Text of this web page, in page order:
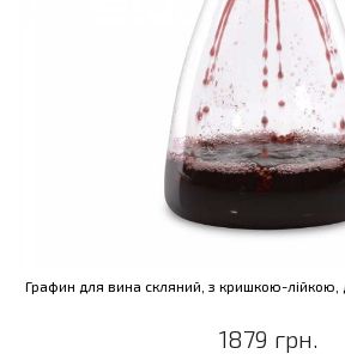
Графин для вина скляний, з кришкою-лійкою,
1879 грн.